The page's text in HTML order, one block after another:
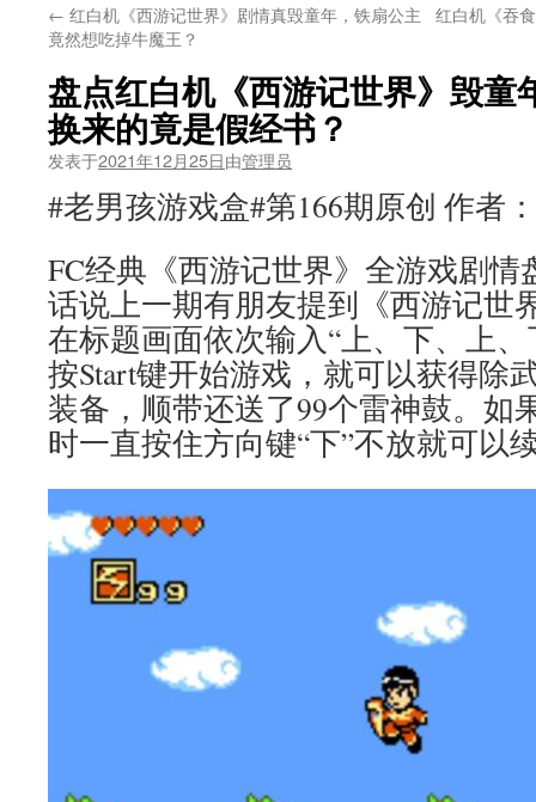
← 红白机《西游记世界》剧情真毁童年，铁扇公主
竟然想吃掉牛魔王？
红白机《吞
盘点红白机《西游记世界》毁童
换来的竟是假经书？
发表于2021年12月25日由管理员
#老男孩游戏盒#第166期原创 作者
FC经典《西游记世界》全游戏剧情
话说上一期有朋友提到《西游记世
在标题画面依次输入“上、下、上
按Start键开始游戏，就可以获得除
装备，顺带还送了99个雷神鼓。如
时一直按住方向键“下”不放就可以